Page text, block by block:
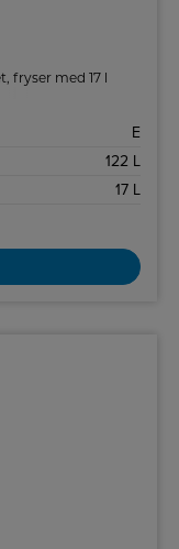
fryser med 17 l
E
122 L
17 L